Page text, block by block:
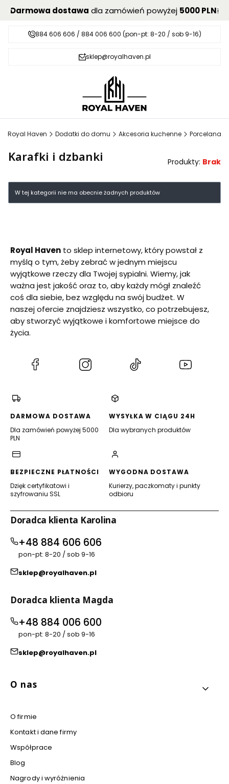
Darmowa dostawa dla zamówień powyżej 5000 PLN!
884 606 606 / 884 006 600 (pon-pt: 8-20 / sob 9-16)
sklep@royalhaven.pl
Royal Haven Dodatki do domu Akcesoria kuchenne Porcelana
Karafki i dzbanki Produkty: Brak
Lista produktów
W tej kategorii nie ma obecnie żadnych produktów
Royal Haven to sklep internetowy, który powstał z
myślą o tym, żeby zebrać w jednym miejscu
wyjątkowe rzeczy dla Twojej sypialni. Wiemy, jak
ważna jest jakość oraz to, aby każdy mógł znaleźć
coś dla siebie, bez względu na swój budżet. W
naszej ofercie znajdziesz wszystko, co potrzebujesz,
aby stworzyć wyjątkowe i komfortowe miejsce do
życia.
(Otwiera
nowej
(Otwiera
(Otwiera
DARMOWA DOSTAWA
Dla zamówień powyżej 5000
PLN
WYSYŁKA W CIĄGU 24H
Dla wybranych produktów
BEZPIECZNE PŁATNOŚCI
Dzięk certyfikatowi i
szyfrowaniu SSL
WYGODNA DOSTAWA
Kurierzy, paczkomaty i punkty
odbioru
Doradca klienta Karolina
+48 884 606 606
pon-pt: 8-20 / sob 9-16
sklep@royalhaven.pl
Doradca klienta Magda
+48 884 006 600
pon-pt: 8-20 / sob 9-16
sklep@royalhaven.pl
Linki w stopce
O nas
O firmie
Kontakt i dane firmy
Współprace
Blog
Nagrody i wyróżnienia